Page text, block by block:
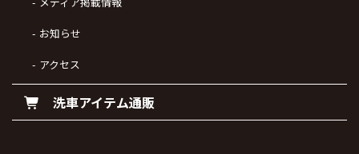
お知らせ
アクセス
洗車アイテム通販